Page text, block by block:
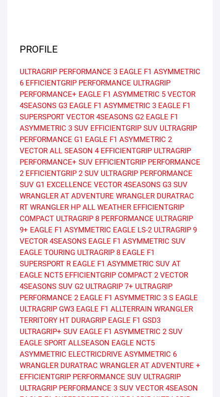
PROFILE
ULTRAGRIP PERFORMANCE 3 EAGLE F1 ASYMMETRIC
6 EFFICIENTGRIP PERFORMANCE ULTRAGRIP
PERFORMANCE+ EAGLE F1 ASYMMETRIC 5 VECTOR
4SEASONS G3 EAGLE F1 ASYMMETRIC 3 EAGLE F1
SUPERSPORT VECTOR 4SEASONS G2 EAGLE F1
ASYMMETRIC 3 SUV EFFICIENTGRIP SUV ULTRAGRIP
PERFORMANCE G1 EAGLE F1 ASYMMETRIC 2
VECTOR ALL SEASON 4 EFFICIENTGRIP ULTRAGRIP
PERFORMANCE+ SUV EFFICIENTGRIP PERFORMANCE
2 EFFICIENTGRIP 2 SUV ULTRAGRIP PERFORMANCE
SUV G1 EXCELLENCE VECTOR 4SEASONS G3 SUV
WRANGLER AT ADVENTURE WRANGLER DURATRAC
RT WRANGLER HP ALL WEATHER EFFICIENTGRIP
COMPACT ULTRAGRIP 8 PERFORMANCE ULTRAGRIP
9+ EAGLE F1 ASYMMETRIC EAGLE LS-2 ULTRAGRIP 9
VECTOR 4SEASONS EAGLE F1 ASYMMETRIC SUV
EAGLE TOURING ULTRAGRIP 8 EAGLE F1
SUPERSPORT R EAGLE F1 ASYMMETRIC SUV AT
EAGLE NCT5 EFFICIENTGRIP COMPACT 2 VECTOR
4SEASONS SUV G2 ULTRAGRIP 7+ ULTRAGRIP
PERFORMANCE 2 EAGLE F1 ASYMMETRIC 3 S EAGLE
ULTRAGRIP GW3 EAGLE F1 ALLTERRAIN WRANGLER
TERRITORY HT DURAGRIP EAGLE F1 GSD3
ULTRAGRIP+ SUV EAGLE F1 ASYMMETRIC 2 SUV
EAGLE SPORT ALLSEASON EAGLE NCT5
ASYMMETRIC ELECTRICDRIVE ASYMMETRIC 6
WRANGLER DURATRAC WRANGLER AT ADVENTURE +
EFFICIENTGRIP PERFORMANCE SUV ULTRAGRIP
ULTRAGRIP PERFORMANCE 3 SUV VECTOR 4SEASON